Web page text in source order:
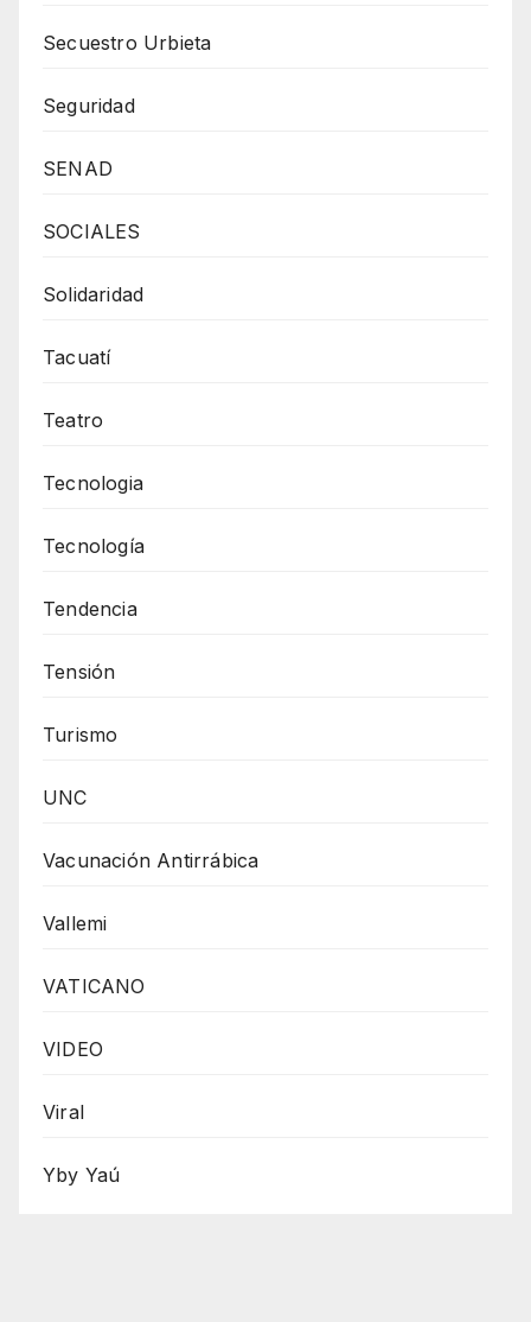
Secuestro Urbieta
Seguridad
SENAD
SOCIALES
Solidaridad
Tacuatí
Teatro
Tecnologia
Tecnología
Tendencia
Tensión
Turismo
UNC
Vacunación Antirrábica
Vallemi
VATICANO
VIDEO
Viral
Yby Yaú